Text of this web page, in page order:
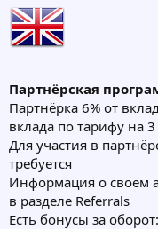
Партнёрская
Партнёрка 6% от
вклада по тарифу на
Для участия в
требуется
Информация о своём
в разделе Referrals
Есть бонусы за оборот: